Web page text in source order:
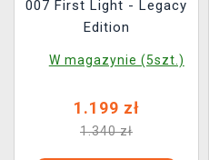
007 First Light - Legacy
Edition
W magazynie (5szt.)
1.199 zł
1.340 zł